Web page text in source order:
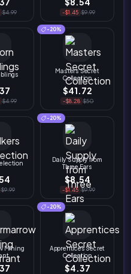
$4.99 -$1.45 $9.99
$4.99
-20%
Masters Secret
Collection
$41.72
-$8.28 $50
$9.99
-20%
Daily Supply from
Three Ears
$8.54
-$1.45 $9.99
Mining
-20%
Apprentices Secret
Collection
$4.37